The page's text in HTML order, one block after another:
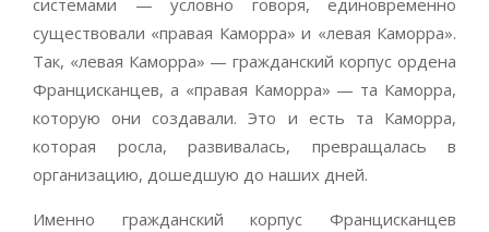
системами — условно говоря, единовременно
существовали «правая Каморра» и «левая Каморра».
Так, «левая Каморра» — гражданский корпус ордена
Францисканцев, а «правая Каморра» — та Каморра,
которую они создавали. Это и есть та Каморра,
которая росла, развивалась, превращалась в
организацию, дошедшую до наших дней.
Именно гражданский корпус Францисканцев